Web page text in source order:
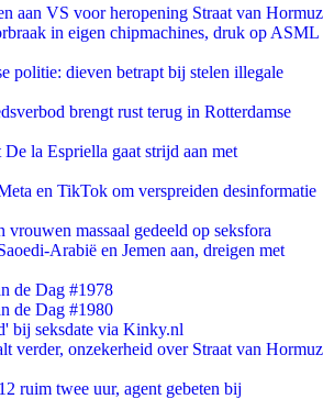
aan VS voor heropening Straat van Hormuz
in eigen chipmachines, druk op ASML
politie: dieven betrapt bij stelen illegale
brengt rust terug in Rotterdamse
la Espriella gaat strijd aan met
en TikTok om verspreiden desinformatie
vrouwen massaal gedeeld op seksfora
Arabië en Jemen aan, dreigen met
de Dag #1978
de Dag #1980
bij seksdate via Kinky.nl
verder, onzekerheid over Straat van Hormuz
ruim twee uur, agent gebeten bij